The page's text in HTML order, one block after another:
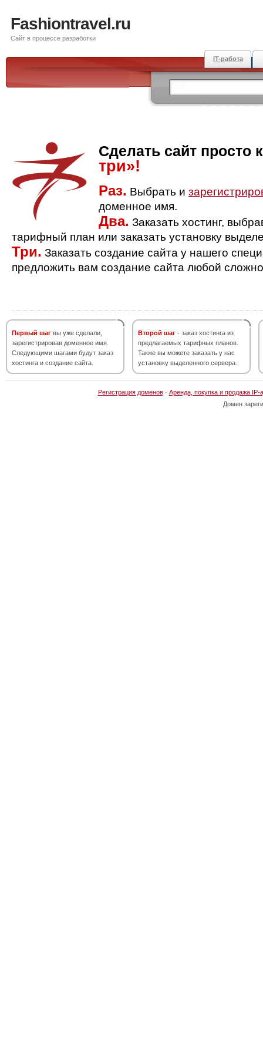
Fashiontravel.ru
Сайт в процессе разработки
IT-работа
Сделать сайт просто
три»!
Раз. Выбрать и
доменное имя.
Два. Заказать хостинг,
тарифный план или заказать установку
Три. Заказать создание сайта у нашего
предложить вам создание сайта любой
Первый шаг вы уже сделали,
зарегистрировав доменное имя.
Следующими шагами будут заказ
хостинга и создание сайта.
Второй шаг - заказ хостинга из
предлагаемых тарифных планов.
Также вы можете заказать у нас
установку выделенного сервера.
Регистрация доменов· Аренда, покупка и продажа IP-
Домен